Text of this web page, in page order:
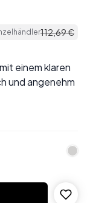
112,69€
einem klaren
und angenehm